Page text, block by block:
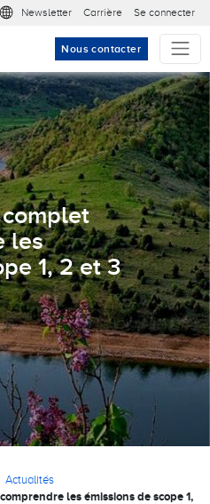
Meta nav
Newsletter Carrière Se connecter
Nous contacter
les
1, 2 et 3
Actualités
les émissions de scope 1,